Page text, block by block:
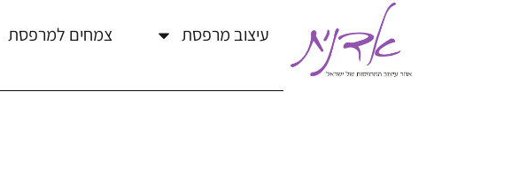
עיצוב מרפסת צמחים למרפסת